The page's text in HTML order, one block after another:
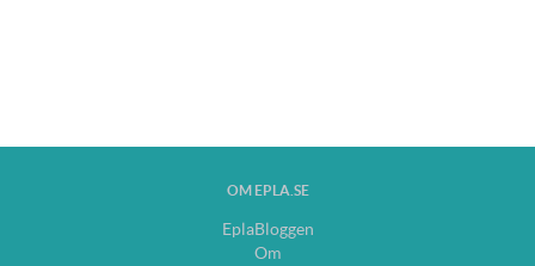
OM EPLA.SE
EplaBloggen
Om